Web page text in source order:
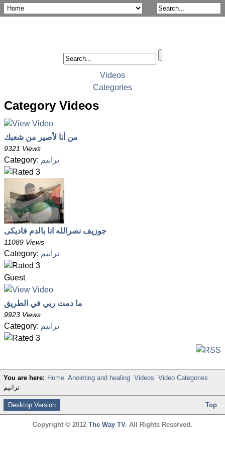
Videos
Categories
Category Videos
من أنا لأصير من شعبك
9321 Views
Category: ترانيم
جوزيف نصرالله انا بالدم فاديكى
11089 Views
Category: ترانيم
Guest
ما دمت ربي في الطريق
9923 Views
Category: ترانيم
You are here: Home Anointing and healing Videos Video Categories
ترانيم
Desktop Version Top
Copyright © 2012 The Way TV. All Rights Reserved.